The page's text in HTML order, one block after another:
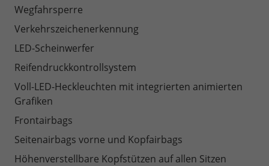
Wegfahrsperre
Verkehrszeichenerkennung
LED-Scheinwerfer
Reifendruckkontrollsystem
Voll-LED-Heckleuchten mit integrierten animierten
Grafiken
Frontairbags
Seitenairbags vorne und Kopfairbags
Höhenverstellbare Kopfstützen auf allen Sitzen